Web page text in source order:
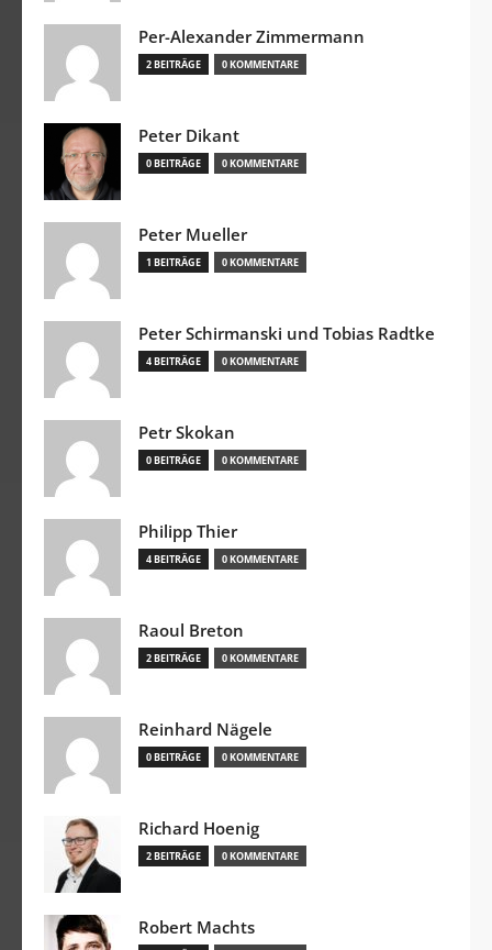
Per-Alexander Zimmermann
2 BEITRÄGE 0 KOMMENTARE
Peter Dikant
0 BEITRÄGE 0 KOMMENTARE
Peter Mueller
1 BEITRÄGE 0 KOMMENTARE
Peter Schirmanski und Tobias Radtke
4 BEITRÄGE 0 KOMMENTARE
Petr Skokan
0 BEITRÄGE 0 KOMMENTARE
Philipp Thier
4 BEITRÄGE 0 KOMMENTARE
Raoul Breton
2 BEITRÄGE 0 KOMMENTARE
Reinhard Nägele
0 BEITRÄGE 0 KOMMENTARE
Richard Hoenig
2 BEITRÄGE 0 KOMMENTARE
Robert Machts